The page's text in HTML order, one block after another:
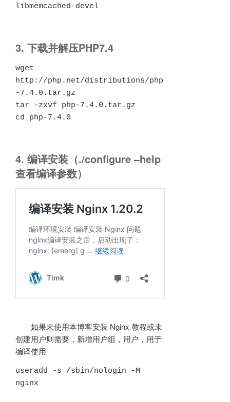
libmemcached-devel
3. 下载并解压PHP7.4
wget
http://php.net/distributions/php
-7.4.0.tar.gz
tar -zxvf php-7.4.0.tar.gz
cd php-7.4.0
4. 编译安装（./configure –help
查看编译参数）
如果未使用本博客安装 Nginx 教程或未
创建用户则需要，新增用户组，用户，用于
编译使用
useradd -s /sbin/nologin -M
nginx